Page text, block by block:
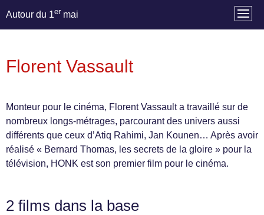
Autour du 1er mai
Florent Vassault
Monteur pour le cinéma, Florent Vassault a travaillé sur de
nombreux longs-métrages, parcourant des univers aussi
différents que ceux d’Atiq Rahimi, Jan Kounen… Après avoir
réalisé « Bernard Thomas, les secrets de la gloire » pour la
télévision, HONK est son premier film pour le cinéma.
2 films dans la base